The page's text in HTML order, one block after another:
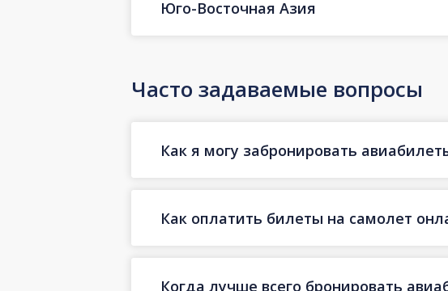
Юго-Восточная Азия
Часто задаваемые вопросы
Как я могу забронировать
Как оплатить билеты на самолет
Когда лучше всего бронировать